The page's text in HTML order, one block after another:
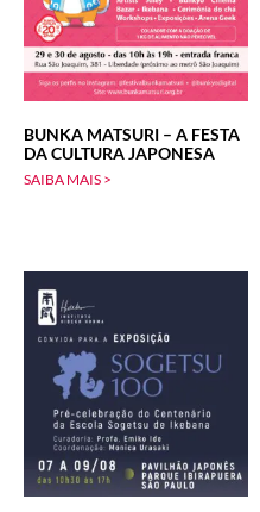
BUNKA MATSURI – A FESTA
DA CULTURA JAPONESA
SAIBA MAIS >